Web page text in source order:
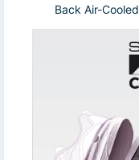
Back Air-